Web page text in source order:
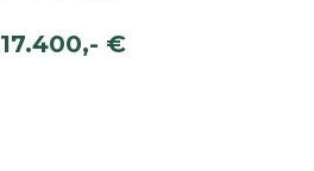
17.400,- €